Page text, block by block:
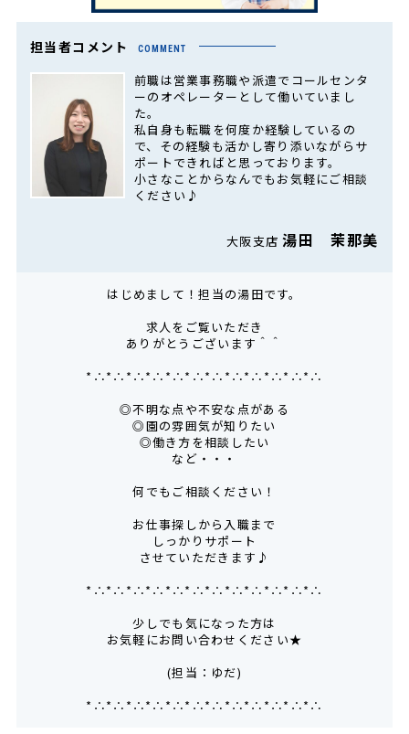
担当者コメント COMMENT
前職は営業事務職や派遣でコールセンタ
ーのオペレーターとして働いていまし
た。
私自身も転職を何度か経験しているの
で、その経験も活かし寄り添いながらサ
ポートできればと思っております。
小さなことからなんでもお気軽にご相談
ください♪
大阪支店湯田 茉那美
はじめまして！担当の湯田です。
求人をご覧いただき
ありがとうございます＾＾
*∴*∴*∴*∴*∴*∴*∴*∴*∴*∴*∴*∴
◎不明な点や不安な点がある
◎園の雰囲気が知りたい
◎働き方を相談したい
など・・・
何でもご相談ください！
お仕事探しから入職まで
しっかりサポート
させていただきます♪
*∴*∴*∴*∴*∴*∴*∴*∴*∴*∴*∴*∴
少しでも気になった方は
お気軽にお問い合わせください★
(担当：ゆだ)
*∴*∴*∴*∴*∴*∴*∴*∴*∴*∴*∴*∴